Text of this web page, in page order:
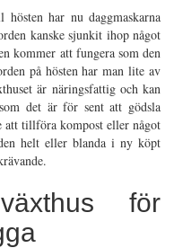
har nu daggmaskarna
kanske sjunkit ihop något
kommer att fungera som den
på hösten har man lite av
är näringsfattig och kan
det är för sent att gödsla
tillföra kompost eller något
helt eller blanda i ny köpt
för